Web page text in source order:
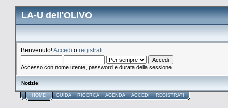
LA-U dell'OLIVO
Benvenuto!Accedi o registrati
Accesso con nome utente, password e durata della sessione
Notizie:
HOME GUIDA RICERCA AGENDA ACCEDI REGISTRATI